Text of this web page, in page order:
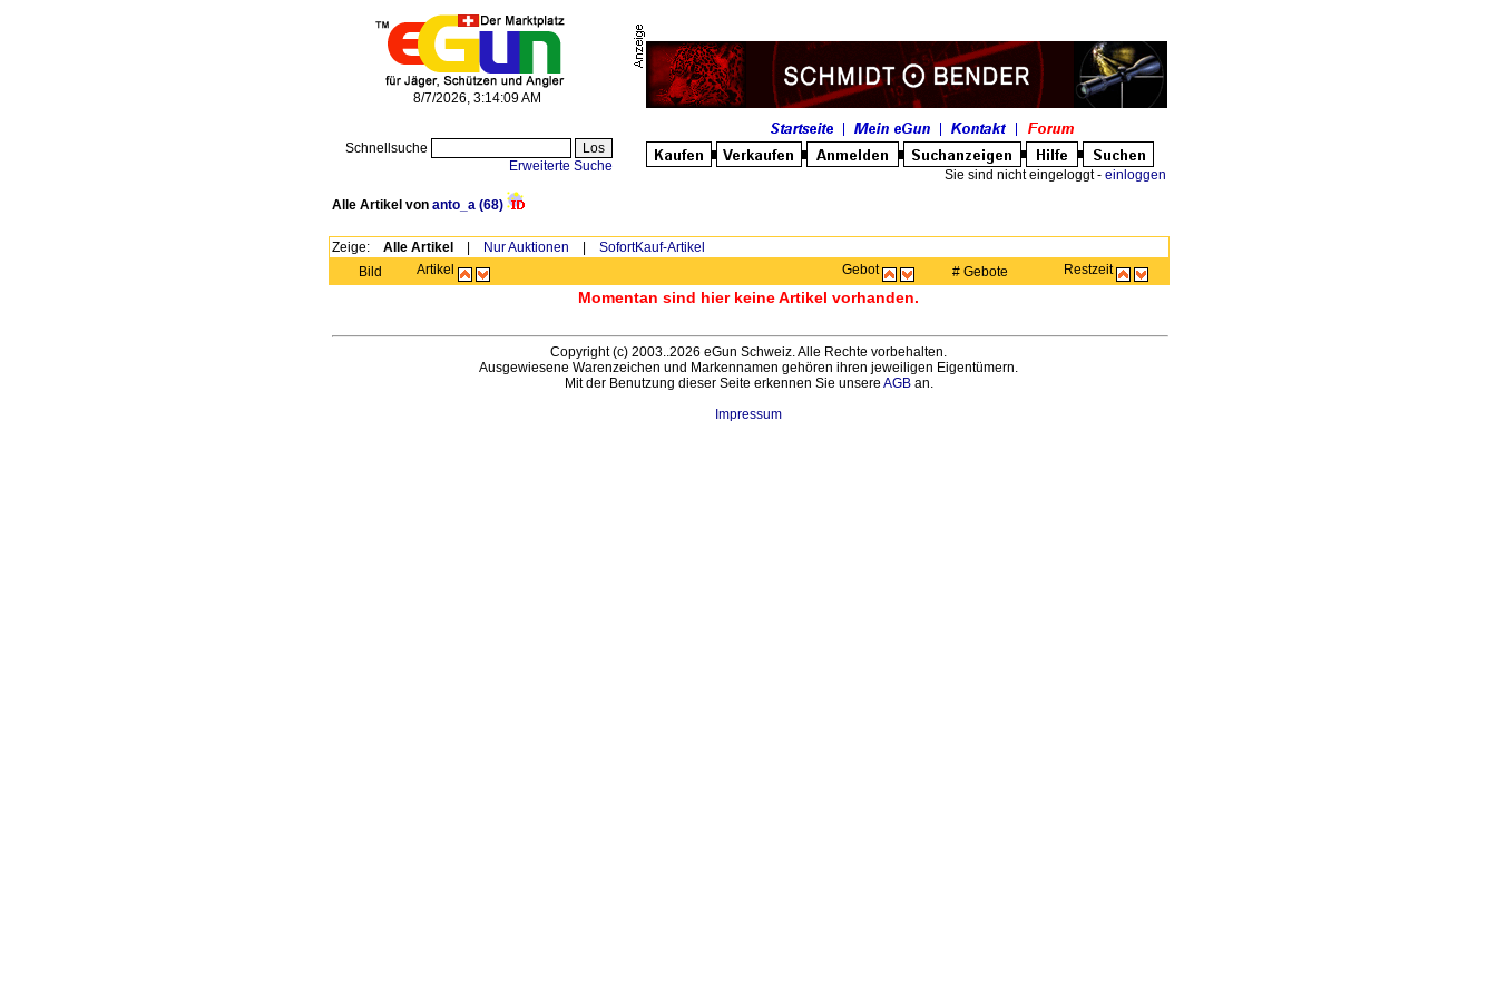
8/7/2026, 3:14:09 AM
Schnellsuche
Erweiterte Suche
Sie sind nicht eingeloggt - einloggen
Alle Artikel von anto_a (68)
Zeige: Alle Artikel Nur Auktionen
SofortKauf-Artikel
Bild
Artikel Gebot # Gebote Restzeit
Momentan sind hier keine Artikel vorhanden.
Copyright (c) 2003..2026 eGun Schweiz. Alle Rechte vorbehalten.
Ausgewiesene Warenzeichen und Markennamen gehören ihren jeweiligen Eigentümern.
Mit der Benutzung dieser Seite erkennen Sie unsere AGBan.
Impressum